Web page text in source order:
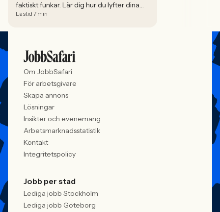
faktiskt funkar. Lär dig hur du lyfter dina
styrkor, strukturerar rätt och omvandlar
Lästid 7 min
Om JobbSafari
För arbetsgivare
Skapa annons
Lösningar
Insikter och evenemang
Arbetsmarknadsstatistik
Kontakt
Integritetspolicy
Jobb per stad
Lediga jobb Stockholm
Lediga jobb Göteborg